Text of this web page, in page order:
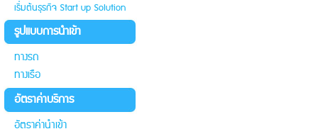
เริ่มต้นธุรกิจ Start up Solution
รูปแบบการนำเข้า
ทางรถ
ทางเรือ
อัตราค่าบริการ
อัตราค่านำเข้า